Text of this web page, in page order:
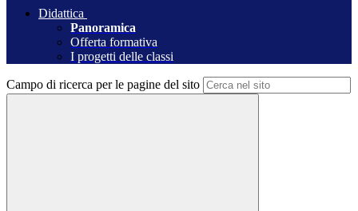
Didattica
Panoramica
Offerta formativa
I progetti delle classi
Campo di ricerca per le pagine del sito